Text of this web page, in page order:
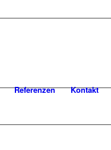
Referenzen Kontakt